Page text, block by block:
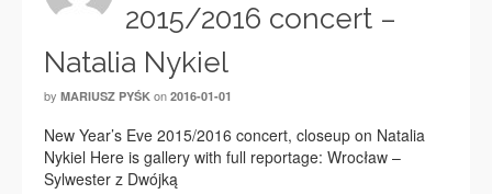
2015/2016 concert –
Natalia Nykiel
by MARIUSZ PYŚK on 2016-01-01
New Year’s Eve 2015/2016 concert, closeup on Natalia
Nykiel Here is gallery with full reportage: Wrocław –
Sylwester z Dwójką